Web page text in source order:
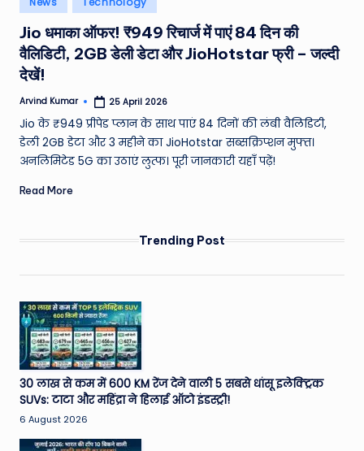
e
a
t
h
er
,
T
e
h
&
M
o
vi
e
N
e
in
Jio धमाका ऑफर! ₹949 रिचार्ज में पाएं 84 दिन की
वैलिडिटी, 2GB डेली डेटा और JioHotstar फ्री – जल्दी
देखें!
Posted
Arvind Kumar 25 April 2026
Jio के ₹949 प्रीपेड प्लान के साथ पाएं 84 दिनों की लंबी वैलिडिटी,
डेली 2GB डेटा और 3 महीने का JioHotstar सब्सक्रिप्शन मुफ्त।
अनलिमिटेड 5G का उठाएं लुत्फ। पूरी जानकारी यहाँ पढ़ें!
Read More
Trending Post
30 लाख से कम में 600 KM रेंज देने वाली 5 सबसे धांसू इलेक्ट्रिक
SUVs: टाटा और महिंद्रा ने हिलाई ऑटो इंडस्ट्री!
6 August 2026